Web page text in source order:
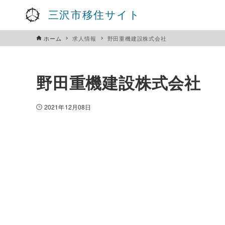
三沢市移住サイト
ホーム 求人情報 野田重機建設株式会社
野田重機建設株式会社
2021年12月08日